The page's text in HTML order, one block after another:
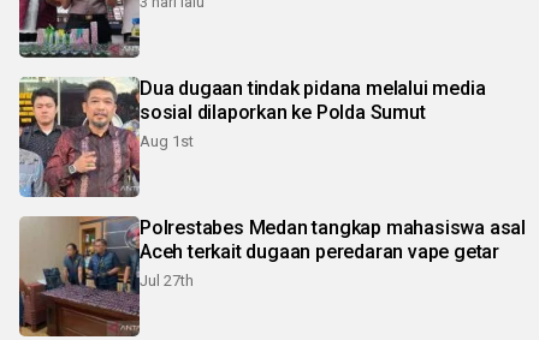
Dua dugaan tindak pidana melalui media
sosial dilaporkan ke Polda Sumut
Aug 1st
Polrestabes Medan tangkap mahasiswa asal
Aceh terkait dugaan peredaran vape getar
Jul 27th